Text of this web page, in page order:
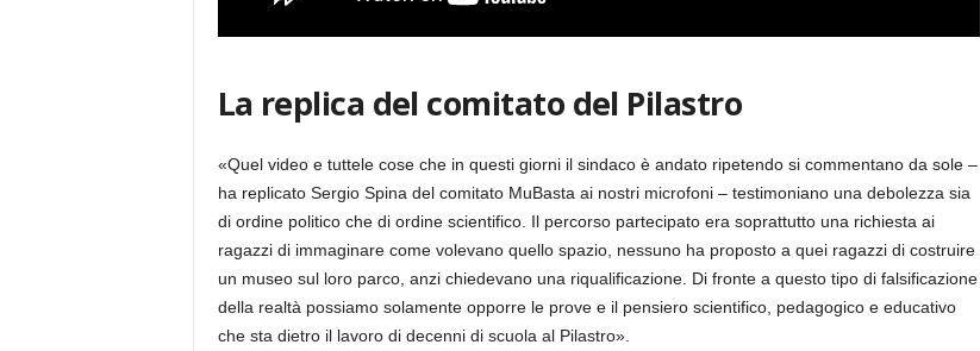
La replica del comitato del Pilastro
«Quel video e tuttele cose che in questi giorni il sindaco è andato ripetendo si commentano da sole –
ha replicato Sergio Spina del comitato MuBasta ai nostri microfoni – testimoniano una debolezza sia
di ordine politico che di ordine scientifico. Il percorso partecipato era soprattutto una richiesta ai
ragazzi di immaginare come volevano quello spazio, nessuno ha proposto a quei ragazzi di costruire
un museo sul loro parco, anzi chiedevano una riqualificazione. Di fronte a questo tipo di falsificazione
della realtà possiamo solamente opporre le prove e il pensiero scientifico, pedagogico e educativo
che sta dietro il lavoro di decenni di scuola al Pilastro».